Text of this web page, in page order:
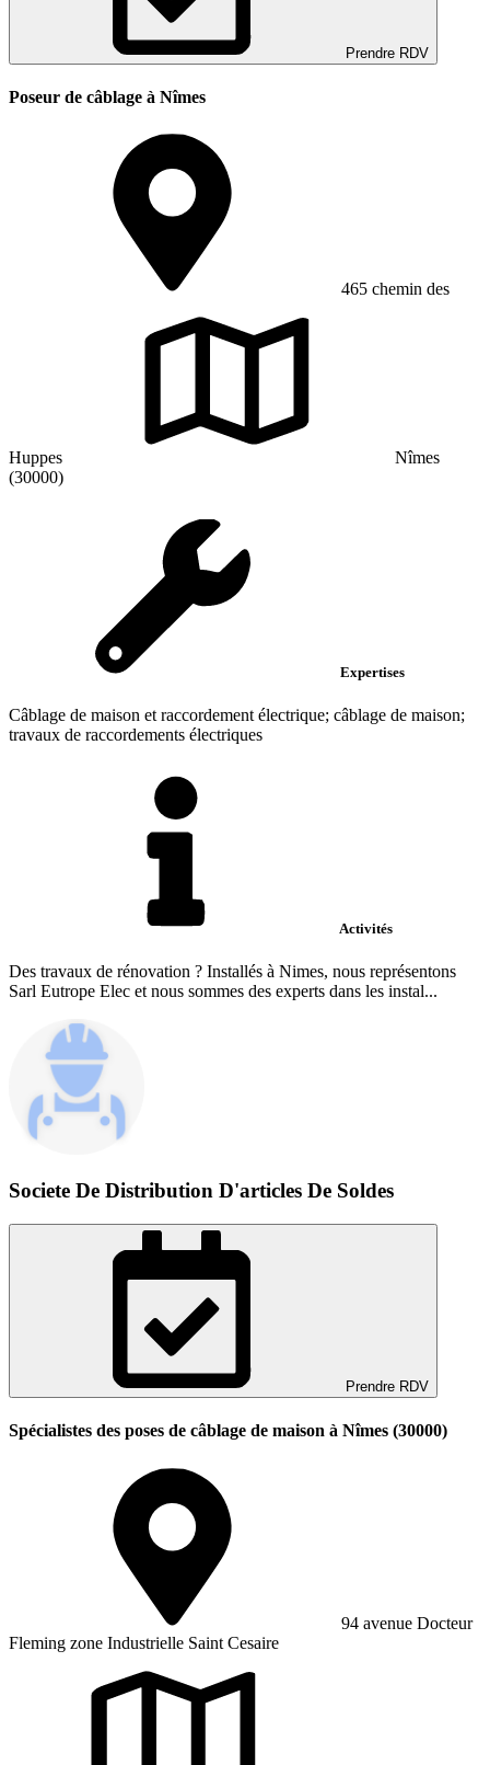
Prendre RDV
Poseur de câblage à Nîmes
465 chemin des
Huppes
Nîmes
(30000)
Expertises
Câblage de maison et raccordement électrique; câblage de maison;
travaux de raccordements électriques
Activités
Des travaux de rénovation ? Installés à Nimes, nous représentons
Sarl Eutrope Elec et nous sommes des experts dans les instal...
Societe De Distribution D'articles De Soldes
Prendre RDV
Spécialistes des poses de câblage de maison à Nîmes (30000)
94 avenue Docteur
Fleming zone Industrielle Saint Cesaire